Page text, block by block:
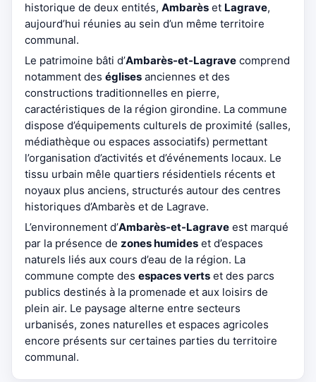
historique de deux entités, Ambarès et Lagrave,
aujourd’hui réunies au sein d’un même territoire
communal.
Le patrimoine bâti d’Ambarès-et-Lagrave comprend
notamment des églises anciennes et des
constructions traditionnelles en pierre,
caractéristiques de la région girondine. La commune
dispose d’équipements culturels de proximité (salles,
médiathèque ou espaces associatifs) permettant
l’organisation d’activités et d’événements locaux. Le
tissu urbain mêle quartiers résidentiels récents et
noyaux plus anciens, structurés autour des centres
historiques d’Ambarès et de Lagrave.
L’environnement d’Ambarès-et-Lagrave est marqué
par la présence de zones humides et d’espaces
naturels liés aux cours d’eau de la région. La
commune compte des espaces verts et des parcs
publics destinés à la promenade et aux loisirs de
plein air. Le paysage alterne entre secteurs
urbanisés, zones naturelles et espaces agricoles
encore présents sur certaines parties du territoire
communal.